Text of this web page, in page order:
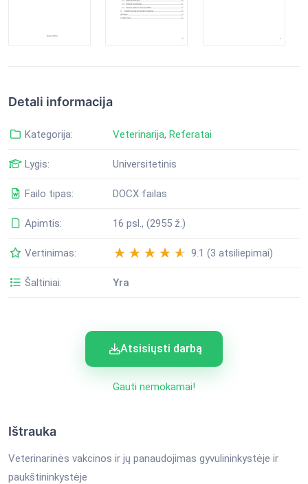
Detali informacija
Kategorija: Veterinarija, Referatai
Lygis: Universitetinis
Failo tipas: DOCX failas
Apimtis: 16 psl., (2955 ž.)
Vertinimas: 9.1 (3 atsiliepimai)
Šaltiniai: Yra
Atsisiųsti darbą
Gauti nemokamai!
Ištrauka
Veterinarinės vakcinos ir jų panaudojimas gyvulininkystėje ir
paukštininkystėje